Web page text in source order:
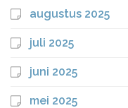
augustus 2025
juli 2025
juni 2025
mei 2025